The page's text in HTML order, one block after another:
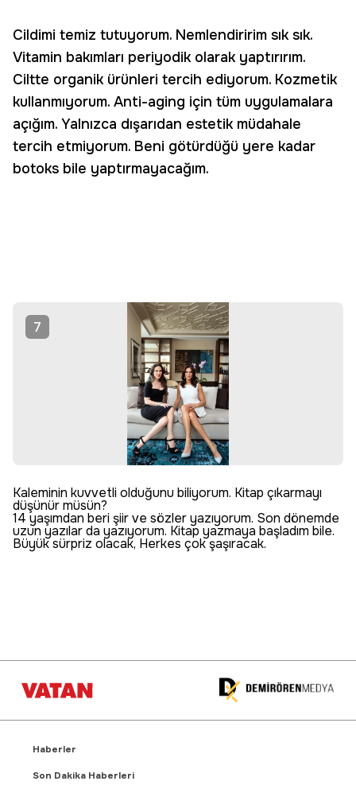
Cildimi temiz tutuyorum. Nemlendiririm sık sık.
Vitamin bakımları periyodik olarak yaptırırım.
Ciltte organik ürünleri tercih ediyorum. Kozmetik
kullanmıyorum. Anti-aging için tüm uygulamalara
açığım. Yalnızca dışarıdan estetik müdahale
tercih etmiyorum. Beni götürdüğü yere kadar
botoks bile yaptırmayacağım.
7
Kaleminin kuvvetli olduğunu biliyorum. Kitap çıkarmayı
düşünür müsün?
14 yaşımdan beri şiir ve sözler yazıyorum. Son dönemde
uzun yazılar da yazıyorum. Kitap yazmaya başladım bile.
Büyük sürpriz olacak, Herkes çok şaşıracak.
Haberler
Son Dakika Haberleri